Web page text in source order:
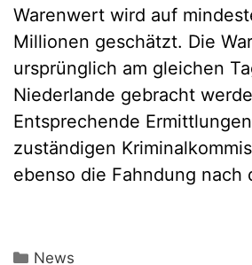
Warenwert wird auf
Millionen geschätzt. Die
ursprünglich am gleichen
Niederlande gebracht
Entsprechende
zuständigen
ebenso die Fahndung nach
Kategorien
News